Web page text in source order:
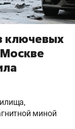
ключевых
миной